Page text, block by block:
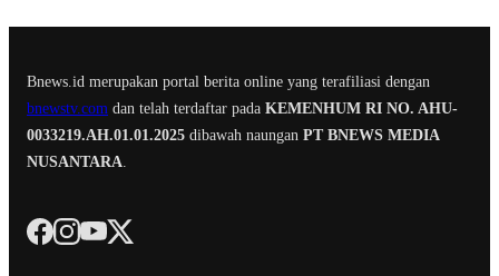
Bnews.id merupakan portal berita online yang terafiliasi dengan
bnewstv.com dan telah terdaftar pada KEMENHUM RI NO. AHU-
0033219.AH.01.01.2025 dibawah naungan PT BNEWS MEDIA
NUSANTARA